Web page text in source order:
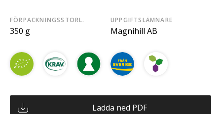
FÖRPACKNINGSSTORL.
350 g
UPPGIFTSLÄMNARE
Magnihill AB
Ladda ned PDF